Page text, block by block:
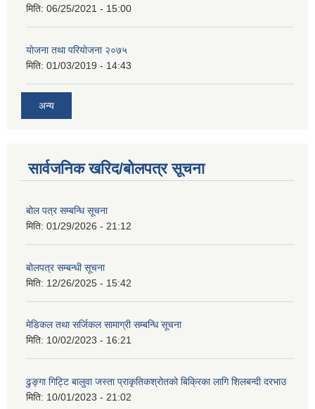
मिति: 06/25/2021 - 15:00
याेजना तथा परियाेजना २०७५
मिति: 01/03/2019 - 14:43
अन्य
सार्वजनिक खरिद/बोलपत्र सूचना
बोल पत्र सम्बन्धि सूचना
मिति: 01/29/2026 - 21:12
बोलपत्र सम्बन्धी सूचना
मिति: 12/26/2025 - 15:42
मेडिकल तथा सर्जिकल सामाग्री सम्बन्धि सूचना
मिति: 10/02/2023 - 16:21
ढुङ्गा गिट्टि बालुवा जस्ता प्राकृतिकश्रोतको बिक्रिका लागि शिलबन्दी दरभाउ
मिति: 10/01/2023 - 21:02